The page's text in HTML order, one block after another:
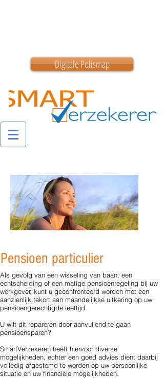
Digitale Polismap
Als gevolg van een wisseling van baan, een
echtscheiding of een matige pensioenregeling bij uw
werkgever, kunt u geconfronteerd worden met een
aanzienlijk tekort aan maandelijkse uitkering op uw
pensioengerechtigde leeftijd.
U wilt dit repareren door aanvullend te gaan
pensioensparen?
SmartVerzekeren heeft hiervoor diverse
mogelijkheden, echter een goed advies dient daarbij
volledig afgestemd te worden op uw persoonlijke
situatie en uw financiële mogelijkheden.
Pensioen particulier